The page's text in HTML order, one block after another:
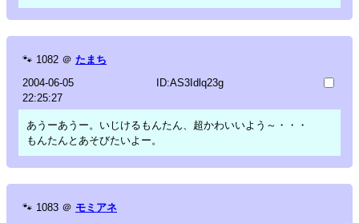
🐾 1082 ＠ たまち
2004-06-05
22:25:27
ID:AS3Idlq23g
あうーあうー。いじけるもんたん、超かわいいよう～・・・
もんたんとあそびたいよー。
🐾 1083 ＠ モミアネ